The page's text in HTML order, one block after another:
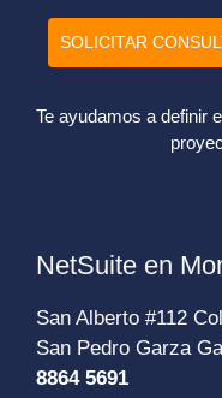
SOLICITAR
Te ayudamos a definir
NetSuite en
San Alberto #112
San Pedro Garza
8864 5691